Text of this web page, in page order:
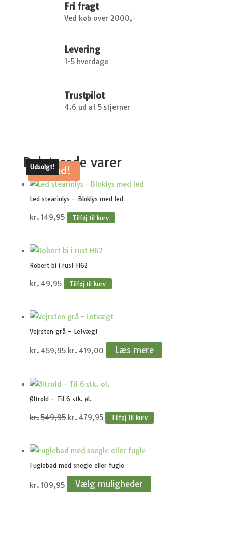
Fri fragt
Ved køb over 2000,-
Levering
1-5 hverdage
Trustpilot
4.6 ud af 5 stjerner
Relaterede varer
Led stearinlys – Bloklys med led
kr. 149,95 Tilføj til kurv
Robert bi i rust H62
kr. 49,95 Tilføj til kurv
Udsolgt!
Vejrsten grå – Letvægt
kr.459,95 Den
var:
kr.459,95.
kr. 419,00Den
er:
Læs mere
Tilbud!
Øltrold – Til 6 stk. øl.
kr.549,95 Den
var:
kr.549,95.
kr. 479,95Den
er:
kr.479,95.
Tilføj til kurv
Udsolgt!
Fuglebad med snegle eller fugle
kr. 109,95 Vælg muligheder